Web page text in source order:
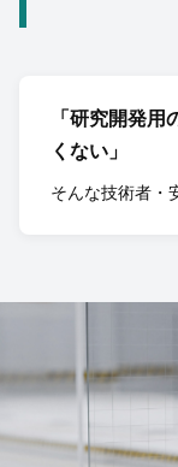
「研究開発
くない」
そんな技術者・